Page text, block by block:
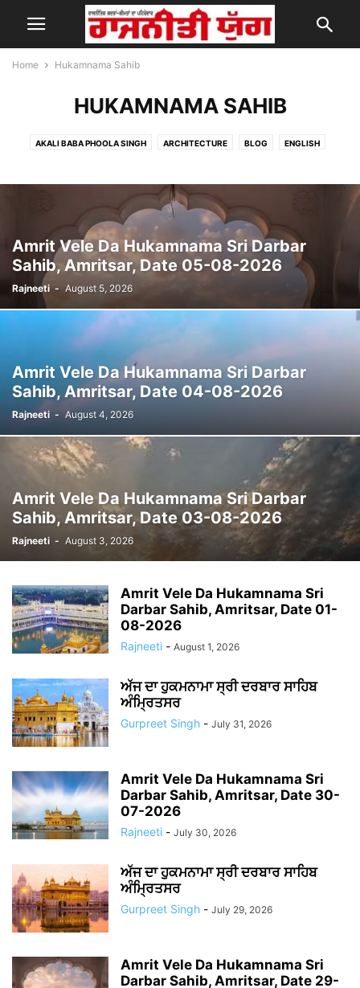
Home Hukamnama Sahib
HUKAMNAMA SAHIB
AKALI BABA PHOOLA SINGH ARCHITECTURE BLOG ENGLISH
HEALTH & FITNESS HINDI HOROSCOPE HUKAMNAMA SAHIB
LIVE & VIDEOS MOBILE PHONES
PATIALA UPDATES PHOTOGRAPHY PUNJAB REVIEWS
TECHNOLOGY VIDEO WORLD NEWS
Amrit Vele Da Hukamnama Sri Darbar
Sahib, Amritsar, Date 05-08-2026
Rajneeti - August 5, 2026
Amrit Vele Da Hukamnama Sri Darbar
Sahib, Amritsar, Date 04-08-2026
Rajneeti - August 4, 2026
Amrit Vele Da Hukamnama Sri Darbar
Sahib, Amritsar, Date 03-08-2026
Rajneeti - August 3, 2026
Amrit Vele Da Hukamnama Sri
Darbar Sahib, Amritsar, Date 01-
08-2026
Rajneeti - August 1, 2026
ਅੱਜ ਦਾ ਹੁਕਮਨਾਮਾ ਸ੍ਰੀ ਦਰਬਾਰ ਸਾਹਿਬ
ਅੰਮ੍ਰਿਤਸਰ
Gurpreet Singh - July 31, 2026
Amrit Vele Da Hukamnama Sri
Darbar Sahib, Amritsar, Date 30-
07-2026
Rajneeti - July 30, 2026
ਅੱਜ ਦਾ ਹੁਕਮਨਾਮਾ ਸ੍ਰੀ ਦਰਬਾਰ ਸਾਹਿਬ
ਅੰਮ੍ਰਿਤਸਰ
Gurpreet Singh - July 29, 2026
Amrit Vele Da Hukamnama Sri
Darbar Sahib, Amritsar, Date 29-